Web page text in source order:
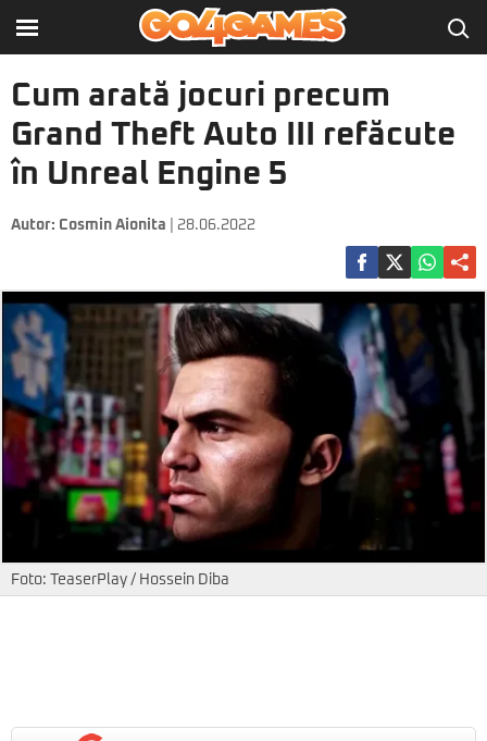
Cum arată jocuri precum
Grand Theft Auto III refăcute
în Unreal Engine 5
Autor: Cosmin Aionita | 28.06.2022
Foto: TeaserPlay / Hossein Diba